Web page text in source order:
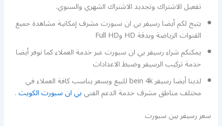
تفعيل الاشتراك وتجديد الاشتراك الشهري والسنوي.
يتيح لكم أيضا رسيفر بي ان سبورت مشرف إمكانية مشاهدة جميع
القنوات الرياضة وبدقة HD وFull HD
يمكنكم شراء رسيفر بي ان سبورت عبر خدمة العملاء كما نوفر أيضا
خدمة تركيب الرسيفر وضبط الاعدادات
لدينا أيضا رسيفر bein 4k للبيع وبسعر يناسب كافة العملاء في
مختلف مناطق مشرف خدمة الدعم الفنيبي ان سبورت الكويت.
سعر رسيفر بين سبورت